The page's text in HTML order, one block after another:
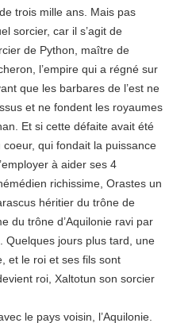
trois mille ans. Mais pas
sorcier, car il s’agit de
de Python, maître de
l’empire qui a régné sur
que les barbares de l’est ne
et ne fondent les royaumes
Et si cette défaite avait été
coeur, qui fondait la puissance
à aider ses 4
richissime, Orastes un
héritier du trône de
du trône d’Aquilonie ravi par
Quelques jours plus tard, une
et le roi et ses fils sont
roi, Xaltotun son sorcier
le pays voisin, l’Aquilonie.